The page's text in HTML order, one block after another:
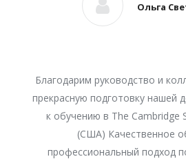
Ольга
Благодарим руководство и
прекрасную подготовку нашей
к обучению в The Cambridge
(США) Качественное
профессиональный подход